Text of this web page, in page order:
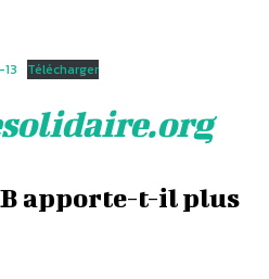
Télécharger
apporte-t-il plus